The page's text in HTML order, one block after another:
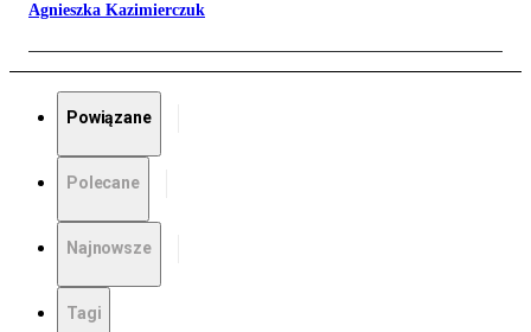
Agnieszka Kazimierczuk
Powiązane
Polecane
Najnowsze
Tagi